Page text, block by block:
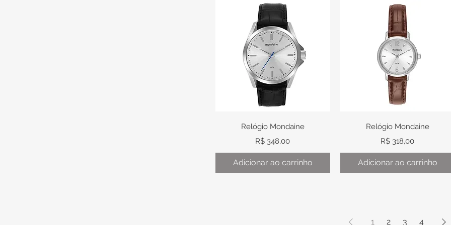
Visualização rápida
Relógio Mondaine
Preço
R$ 348,00
Adicionar ao carrinho
Visualização rápida
Relógio Mondaine
Preço
R$ 318,00
Adicionar ao carrinho
1 2 3 4